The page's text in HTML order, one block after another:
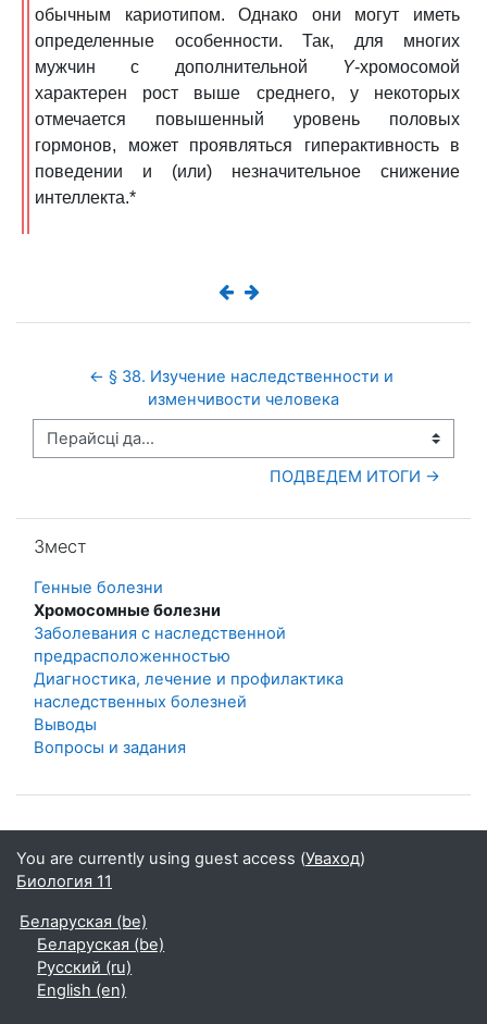
обычным кариотипом. Однако они могут иметь
определенные особенности. Так, для многих
мужчин с дополнительной Y-хромосомой
характерен рост выше среднего, у некоторых
отмечается повышенный уровень половых
гормонов, может проявляться гиперактивность в
поведении и (или) незначительное снижение
интеллекта.*
← § 38. Изучение наследственности и
изменчивости человека
Перайсці да...
ПОДВЕДЕМ ИТОГИ →
Змест
Генные болезни
Хромосомные болезни
Заболевания с наследственной
предрасположенностью
Диагностика, лечение и профилактика
наследственных болезней
Выводы
Вопросы и задания
You are currently using guest access (Уваход)
Биология 11
Беларуская ‎(be)‎
Беларуская ‎(be)‎
Русский ‎(ru)‎
English ‎(en)‎